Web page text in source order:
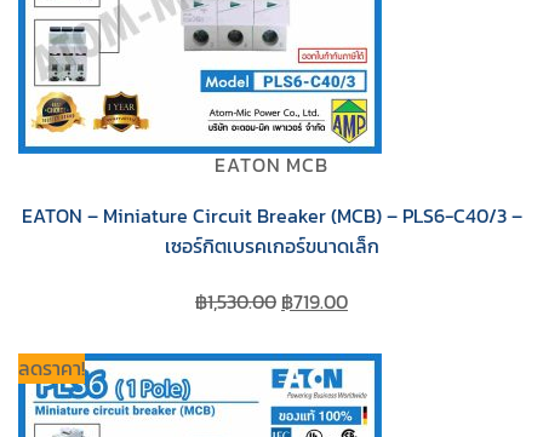
EATON MCB
EATON – Miniature Circuit Breaker (MCB) – PLS6-C40/3 –
เซอร์กิตเบรคเกอร์ขนาดเล็ก
฿1,530.00 Original
was:
฿1,530.00.
฿719.00Current
is:
฿719.00.
ลดราคา!